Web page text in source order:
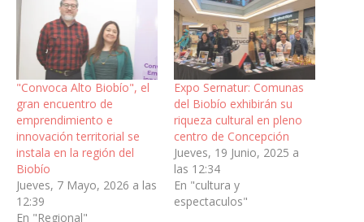
"Convoca Alto Biobío", el
gran encuentro de
emprendimiento e
innovación territorial se
instala en la región del
Biobío
Jueves, 7 Mayo, 2026 a las
12:39
En "Regional"
Expo Sernatur: Comunas
del Biobío exhibirán su
riqueza cultural en pleno
centro de Concepción
Jueves, 19 Junio, 2025 a
las 12:34
En "cultura y
espectaculos"